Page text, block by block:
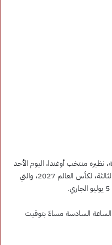
نظيره منتخب أوغندا، اليوم الأحد
في الجولة الثالثة من تصفيات النافذة الثالثة، لكأس العالم 2027، والتي
الساعة السادسة مساءً بتوقيت